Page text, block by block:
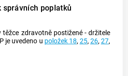
správních poplatků
zdravotně postižené - držitele
je uvedeno u položek 18,25,26,27,